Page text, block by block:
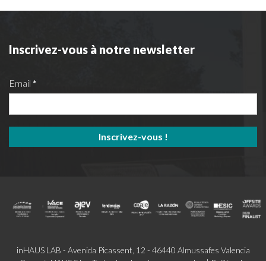
Inscrivez-vous à notre newsletter
Email *
inHAUS LAB - Avenida Picassent, 12 - 46440 Almussafes Valencia